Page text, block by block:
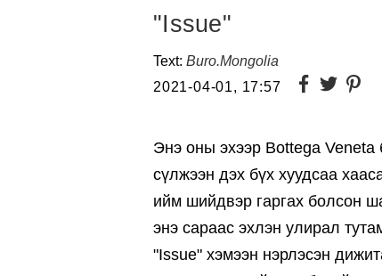
"Issue"
Text: Buro.Mongolia
2021-04-01, 17:57
Энэ оны эхээр Bottega Veneta
сүлжээн дэх бүх хуудсаа
ийм шийдвэр гаргах болсон
энэ сараас эхлэн улирал
"Issue" хэмээн нэрлэсэн